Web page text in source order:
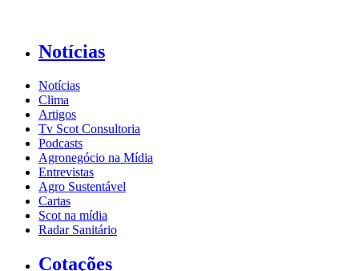
Notícias
Notícias
Clima
Artigos
Tv Scot Consultoria
Podcasts
Agronegócio na Mídia
Entrevistas
Agro Sustentável
Cartas
Scot na mídia
Radar Sanitário
Cotações